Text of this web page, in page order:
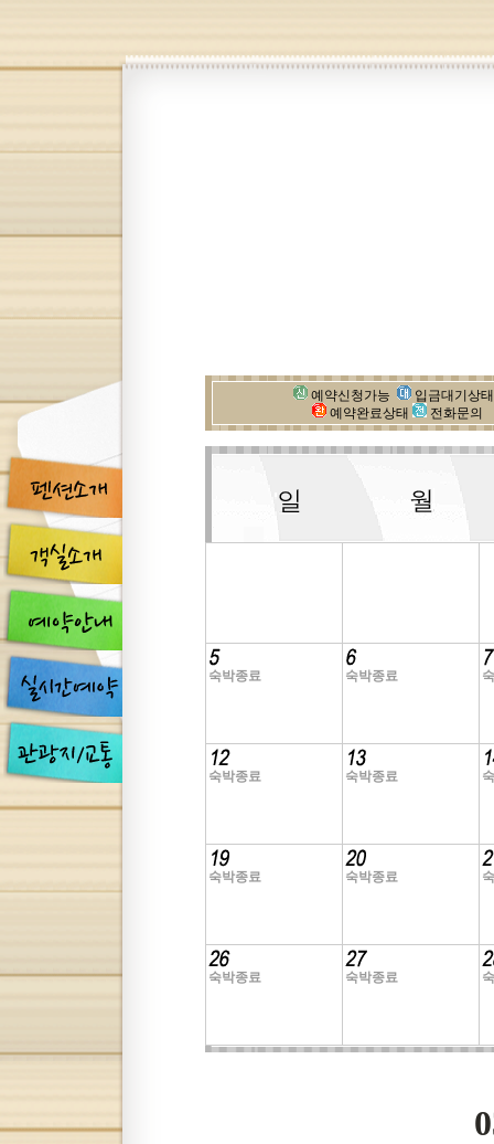
예약신청가능
입금대기상
예약완료상태
전화문의
숙박종료 숙박종료
숙박종료 숙박종료
숙박종료 숙박종료
숙박종료 숙박종료